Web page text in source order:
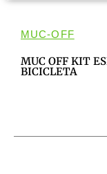
MUC-OFF
MUC OFF KIT
BICICLETA